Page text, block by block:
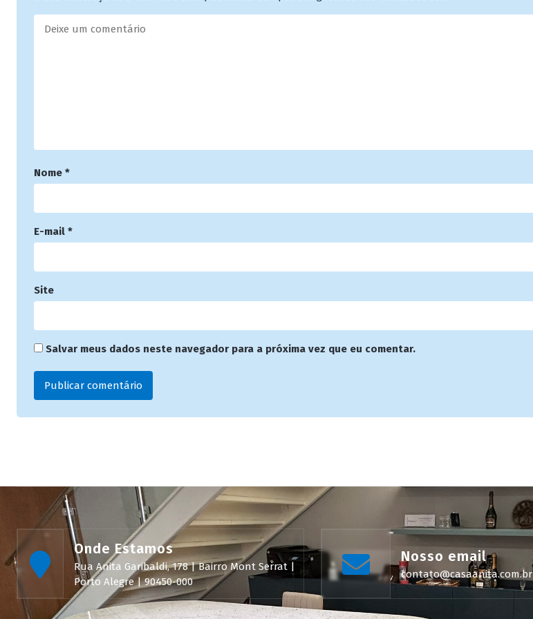
Nome *
E-mail *
Site
Salvar meus dados neste navegador para a próxima vez que eu comentar.
Onde Estamos
Rua Anita Garibaldi, 178 | Bairro Mont Serrat |
Porto Alegre | 90450-000
Nosso email
contato@casaanita.com.br